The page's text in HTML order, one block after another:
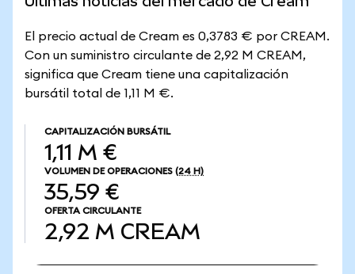
El precio actual de Cream es 0,3783 € por CREAM.
Con un suministro circulante de 2,92 M CREAM,
significa que Cream tiene una capitalización
bursátil total de 1,11 M €.
CAPITALIZACIÓN BURSÁTIL
1,11 M €
VOLUMEN DE OPERACIONES (24 H)
35,59 €
OFERTA CIRCULANTE
2,92 M CREAM